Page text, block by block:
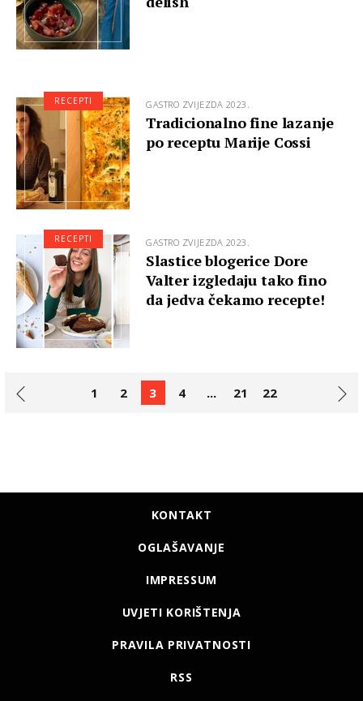
GASTRO ZVIJEZDA 2023.
Tradicionalno fine lazanje
po receptu Marije Cossi
RECEPTI
GASTRO ZVIJEZDA 2023.
Slastice blogerice Dore
Valter izgledaju tako fino
da jedva čekamo recepte!
RECEPTI
1 2 3 4 ... 21 22
KONTAKT
OGLAŠAVANJE
IMPRESSUM
UVJETI KORIŠTENJA
PRAVILA PRIVATNOSTI
RSS